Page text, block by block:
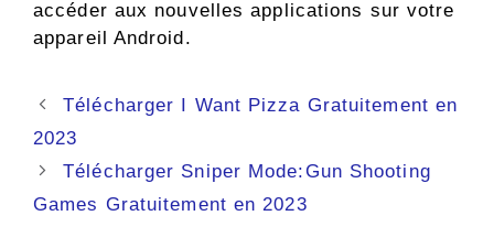
accéder aux nouvelles applications sur votre
appareil Android.
Navigation
des
Télécharger I Want Pizza Gratuitement en
2023
Télécharger Sniper Mode:Gun Shooting
Games Gratuitement en 2023